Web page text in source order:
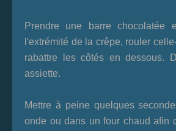
Prendre une barre chocolatée
l'extrémité de la crêpe, rouler
rabattre les côtés en dessous.
assiette.
Mettre à peine quelques
onde ou dans un four chaud afin